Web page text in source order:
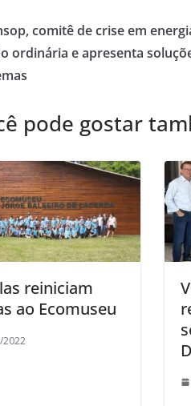
comitê de crise em
ordinária e apresenta
pode gostar
reiniciam
ao Ecomuseu
2022